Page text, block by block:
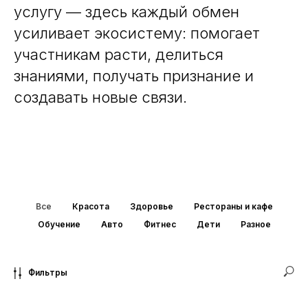
услугу — здесь каждый обмен
усиливает экосистему: помогает
участникам расти, делиться
знаниями, получать признание и
создавать новые связи.
Все Красота Здоровье
Рестораны и кафе
Обучение
Авто Фитнес Дети Разное
Фильтры